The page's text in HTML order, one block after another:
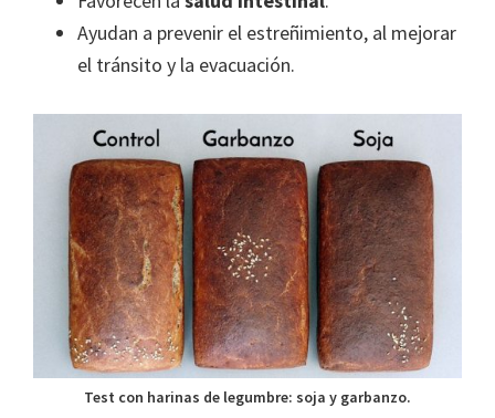
Ayudan a prevenir el estreñimiento, al mejorar
el tránsito y la evacuación.
Test con harinas de legumbre: soja y garbanzo.